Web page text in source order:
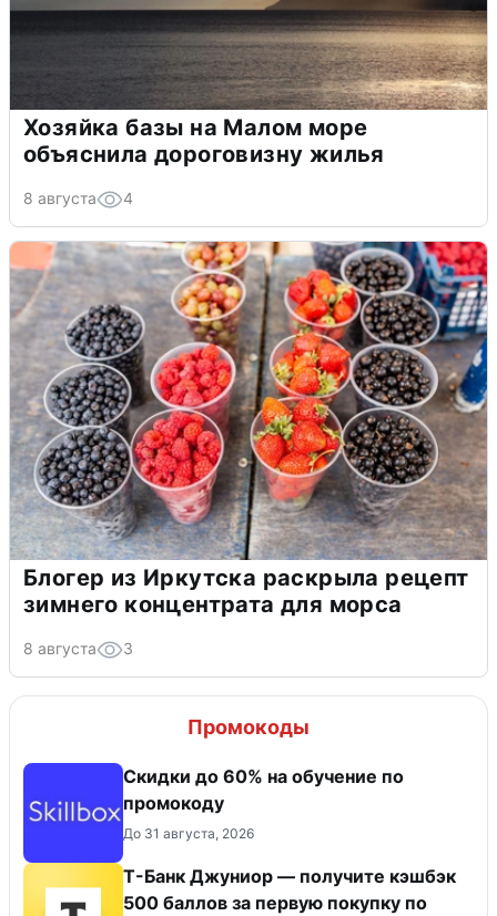
Хозяйка базы на Малом море
объяснила дороговизну жилья
8 августа 4
Блогер из Иркутска раскрыла рецепт
зимнего концентрата для морса
8 августа 3
Промокоды
Скидки до 60% на обучение по
промокоду
До 31 августа, 2026
Т-Банк Джуниор — получите кэшбэк
500 баллов за первую покупку по